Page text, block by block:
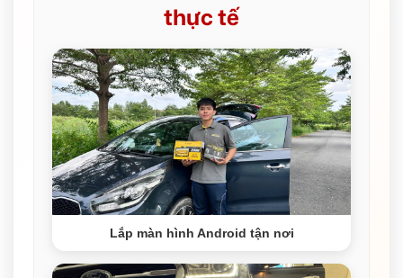
thực tế
Lắp màn hình Android tận nơi